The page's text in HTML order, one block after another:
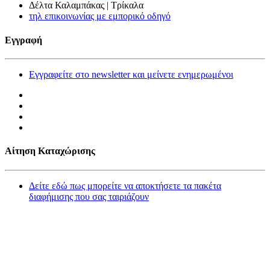
Δέλτα Καλαμπάκας | Τρίκαλα
τηλ επικοινωνίας με εμπορικό οδηγό
Εγγραφή
Εγγραφείτε στο newsletter και μείνετε ενημερωμένοι
Αίτηση Καταχώρισης
Δείτε εδώ πως μπορείτε να αποκτήσετε τα πακέτα
διαφήμισης που σας ταιριάζουν